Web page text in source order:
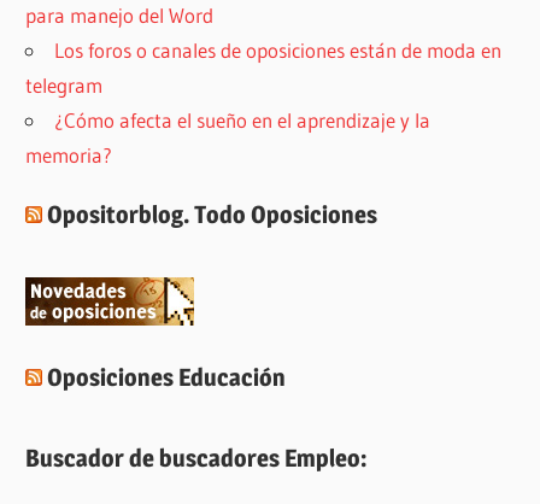
para manejo del Word
Los foros o canales de oposiciones están de moda en
telegram
¿Cómo afecta el sueño en el aprendizaje y la
memoria?
Opositorblog. Todo Oposiciones
Oposiciones Educación
Buscador de buscadores Empleo: